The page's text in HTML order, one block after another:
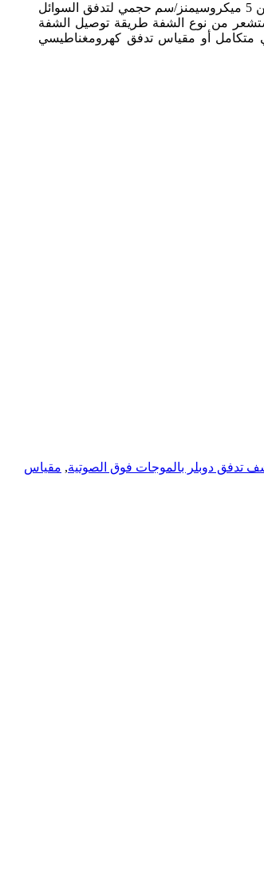
يعتمد مقياس التدفق الكهرومغناطيسي من سلسلة Mag-11 على قانون الحث الكهرومغناطيسي بالفاراد، ويُستخدم لقياس الموصلية التي تزيد عن 5 ميكروسيمنز/سم حجمي لتدفق السوائل
من نوع الشفة طريقة توصيل الشفة
متكامل أو مقياس تدفق كهرومغناطيسي
تدفق دوبلر بالموجات فوق الصوتية, مقياس